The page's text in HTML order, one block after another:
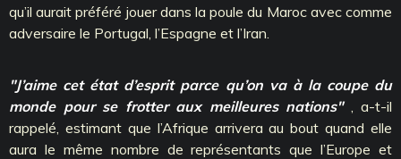
qu’il aurait préféré jouer dans la poule du Maroc avec comme
adversaire le Portugal, l’Espagne et l’Iran.
"J’aime cet état d’esprit parce qu’on va à la coupe du
monde pour se frotter aux meilleures nations"
, a-t-il
rappelé, estimant que l’Afrique arrivera au bout quand elle
aura le même nombre de représentants que l’Europe et